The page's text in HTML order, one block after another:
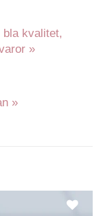
bla kvalitet,
»
»